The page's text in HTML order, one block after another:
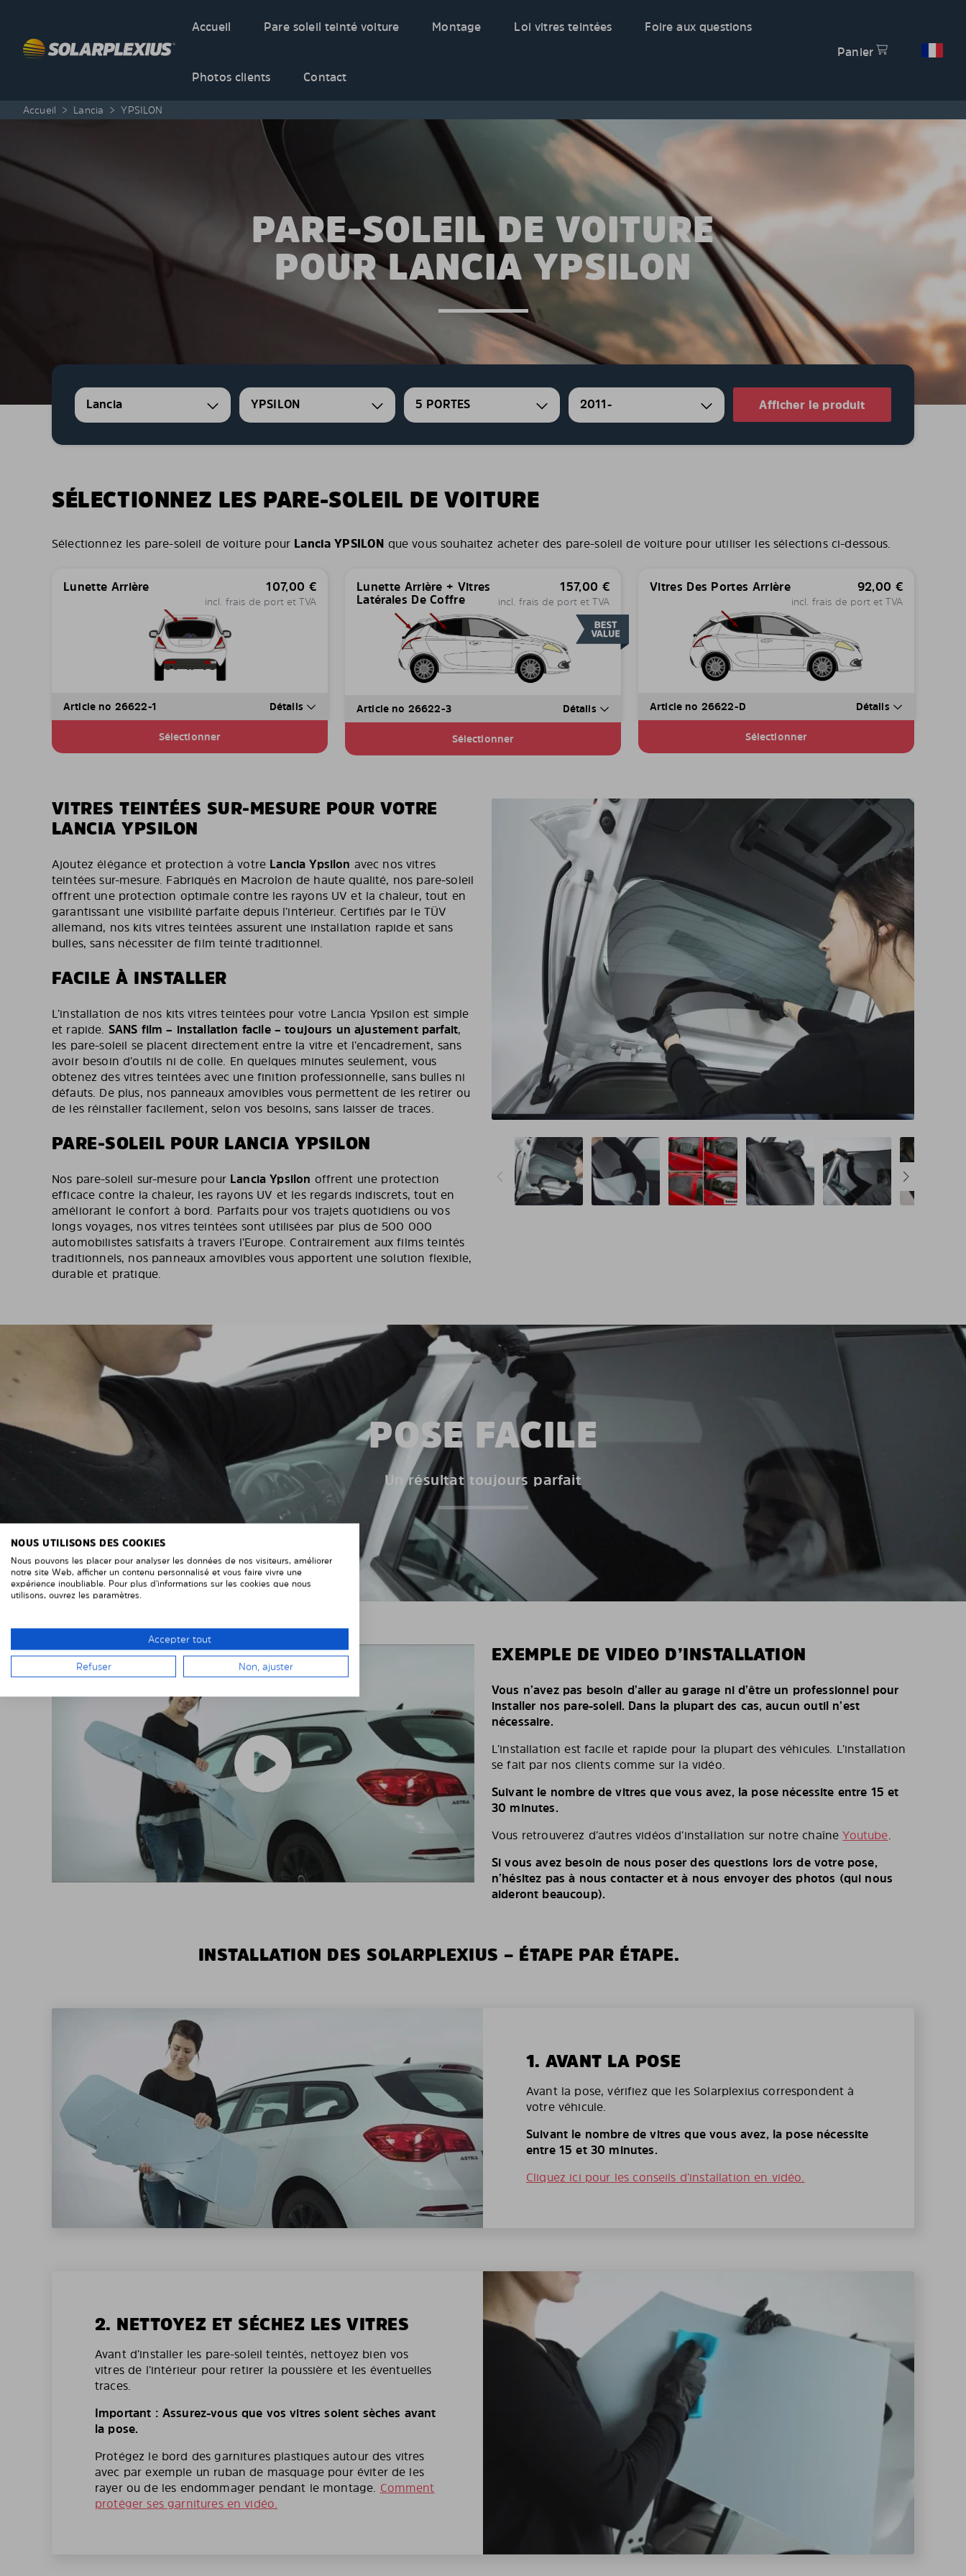
Accueil
Pare soleil teinté voiture Montage Loi vitres teintées Foire aux questions
Photos clients Contact
Panier
Accueil > Lancia > YPSILON
PARE-SOLEIL DE VOITURE
POUR LANCIA YPSILON
Lancia YPSILON 5 PORTES 2011- Afficher le produit
SÉLECTIONNEZ LES PARE-SOLEIL DE VOITURE
Sélectionnez les pare-soleil de voiture pour Lancia YPSILON que vous souhaitez acheter des pare-soleil de voiture pour utiliser les sélections ci-dessous.
Lunette Arrière 107,00 €
incl. frais de port et TVA
Article no 26622-1 Détails
Sélectionner
Lunette Arrière + Vitres
Latérales De Coffre
157,00 €
incl. frais de port et TVA
Article no 26622-3 Détails
Sélectionner
Vitres Des Portes Arrière 92,00 €
incl. frais de port et TVA
Article no 26622-D Détails
Sélectionner
VITRES TEINTÉES SUR-MESURE POUR VOTRE
LANCIA YPSILON
Ajoutez élégance et protection à votre Lancia Ypsilon avec nos vitres
teintées sur-mesure. Fabriqués en Macrolon de haute qualité, nos pare-soleil
offrent une protection optimale contre les rayons UV et la chaleur, tout en
garantissant une visibilité parfaite depuis l’intérieur. Certifiés par le TÜV
allemand, nos kits vitres teintées assurent une installation rapide et sans
bulles, sans nécessiter de film teinté traditionnel.
FACILE À INSTALLER
L’installation de nos kits vitres teintées pour votre Lancia Ypsilon est simple
et rapide. SANS film – installation facile – toujours un ajustement parfait,
les pare-soleil se placent directement entre la vitre et l’encadrement, sans
avoir besoin d’outils ni de colle. En quelques minutes seulement, vous
obtenez des vitres teintées avec une finition professionnelle, sans bulles ni
défauts. De plus, nos panneaux amovibles vous permettent de les retirer ou
de les réinstaller facilement, selon vos besoins, sans laisser de traces.
PARE-SOLEIL POUR LANCIA YPSILON
Nos pare-soleil sur-mesure pour Lancia Ypsilon offrent une protection
efficace contre la chaleur, les rayons UV et les regards indiscrets, tout en
améliorant le confort à bord. Parfaits pour vos trajets quotidiens ou vos
longs voyages, nos vitres teintées sont utilisées par plus de 500 000
automobilistes satisfaits à travers l’Europe. Contrairement aux films teintés
traditionnels, nos panneaux amovibles vous apportent une solution flexible,
durable et pratique.
POSE FACILE
Un résultat toujours parfait
EXEMPLE DE VIDEO D’INSTALLATION
Vous n’avez pas besoin d’aller au garage ni d’être un professionnel pour
installer nos pare-soleil. Dans la plupart des cas, aucun outil n’est
nécessaire.
L’installation est facile et rapide pour la plupart des véhicules. L’installation
se fait par nos clients comme sur la vidéo.
Suivant le nombre de vitres que vous avez, la pose nécessite entre 15 et
30 minutes.
Vous retrouverez d’autres vidéos d’installation sur notre chaîneYoutube.
Si vous avez besoin de nous poser des questions lors de votre pose,
n’hésitez pas à nous contacter et à nous envoyer des photos (qui nous
aideront beaucoup).
INSTALLATION DES SOLARPLEXIUS – ÉTAPE PAR ÉTAPE.
1. AVANT LA POSE
Avant la pose, vérifiez que les Solarplexius correspondent à
votre véhicule.
Suivant le nombre de vitres que vous avez, la pose nécessite
entre 15 et 30 minutes.
Cliquez ici pour les conseils d’installation en vidéo.
2. NETTOYEZ ET SÉCHEZ LES VITRES
Avant d’installer les pare-soleil teintés, nettoyez bien vos
vitres de l’intérieur pour retirer la poussière et les éventuelles
traces.
Important : Assurez-vous que vos vitres soient sèches avant
la pose.
Protégez le bord des garnitures plastiques autour des vitres
avec par exemple un ruban de masquage pour éviter de les
rayer ou de les endommager pendant le montage. Comment
protéger ses garnitures en vidéo.
NOUS UTILISONS DES COOKIES
Nous pouvons les placer pour analyser les données de nos visiteurs, améliorer
notre site Web, afficher un contenu personnalisé et vous faire vivre une
expérience inoubliable. Pour plus d'informations sur les cookies que nous
utilisons, ouvrez les paramètres.
Accepter tout
Refuser Non, ajuster